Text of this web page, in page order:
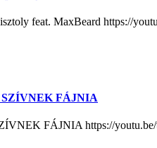
feat. MaxBeard https://
FÁJNIA
FÁJNIA https://youtu.be/